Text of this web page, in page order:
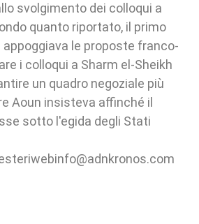
svolgimento dei colloqui a
quanto riportato, il primo
le proposte franco-
i colloqui a Sharm el-Sheikh
un quadro negoziale più
Aoun insisteva affinché il
sotto l'egida degli Stati